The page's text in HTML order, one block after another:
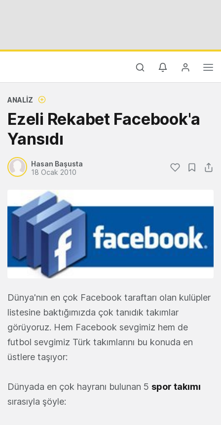
ANALIZ
Ezeli Rekabet Facebook'a
Yansıdı
Hasan Başusta
18 Ocak 2010
Dünya'nın en çok Facebook taraftarı olan kulüpler
listesine baktığımızda çok tanıdık takımlar
görüyoruz. Hem Facebook sevgimiz hem de
futbol sevgimiz Türk takımlarını bu konuda en
üstlere taşıyor:
Dünyada en çok hayranı bulunan 5 spor takımı
sırasıyla şöyle: